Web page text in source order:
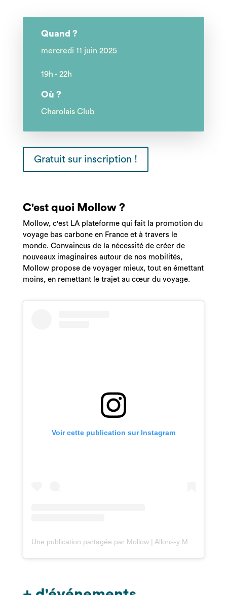
Quand ?
mercredi 11 juin 2025
19h - 22h
Où ?
Charolais Club
Gratuit sur inscription !
C'est quoi Mollow ?
Mollow, c'est LA plateforme qui fait la promotion du
voyage bas carbone en France et à travers le
monde. Convaincus de la nécessité de créer de
nouveaux imaginaires autour de nos mobilités,
Mollow propose de voyager mieux, tout en émettant
moins, en remettant le trajet au cœur du voyage.
Voir cette publication sur Instagram
Une publication partagée par Mollow | Allons-y Mollow (@mollow_fr)